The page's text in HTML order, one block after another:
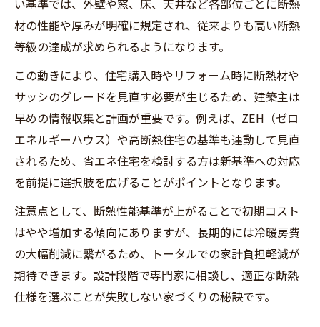
い基準では、外壁や窓、床、天井など各部位ごとに断熱
材の性能や厚みが明確に規定され、従来よりも高い断熱
等級の達成が求められるようになります。
この動きにより、住宅購入時やリフォーム時に断熱材や
サッシのグレードを見直す必要が生じるため、建築主は
早めの情報収集と計画が重要です。例えば、ZEH（ゼロ
エネルギーハウス）や高断熱住宅の基準も連動して見直
されるため、省エネ住宅を検討する方は新基準への対応
を前提に選択肢を広げることがポイントとなります。
注意点として、断熱性能基準が上がることで初期コスト
はやや増加する傾向にありますが、長期的には冷暖房費
の大幅削減に繋がるため、トータルでの家計負担軽減が
期待できます。設計段階で専門家に相談し、適正な断熱
仕様を選ぶことが失敗しない家づくりの秘訣です。